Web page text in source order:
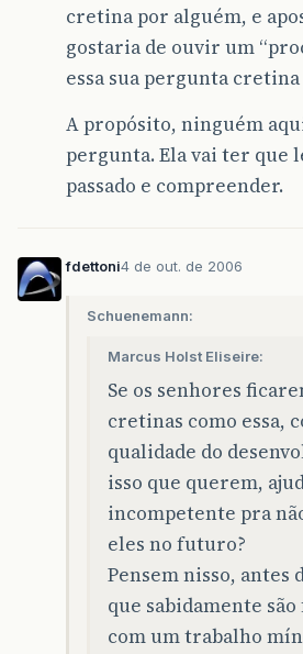
cretina por alguém, e
gostaria de ouvir um
essa sua pergunta cretina
A propósito, ninguém
pergunta. Ela vai ter que
passado e compreender.
fdettoni4 de out. de 2006
Schuenemann:
Marcus Holst Eliseire:
Se os senhores
cretinas como essa,
qualidade do
isso que querem,
incompetente pra
eles no futuro?
Pensem nisso, antes
que sabidamente
com um trabalho